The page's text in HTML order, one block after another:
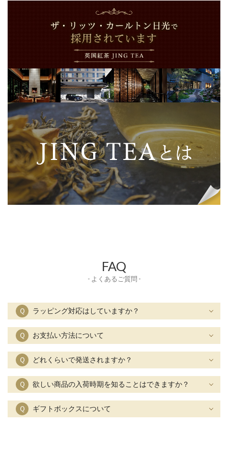
FAQ
- よくあるご質問 -
Ｑ ラッピング対応はしていますか？
Ｑ お支払い方法について
Ｑ どれくらいで発送されますか？
Ｑ 欲しい商品の入荷時期を知ることはできますか？
Ｑ ギフトボックスについて